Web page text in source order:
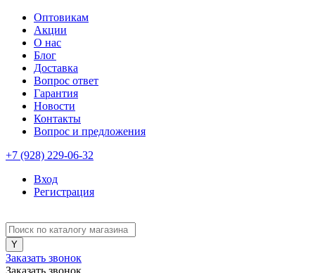
Оптовикам
Акции
О нас
Блог
Доставка
Вопрос ответ
Гарантия
Новости
Контакты
Вопрос и предложения
+7 (928) 229-06-32
Вход
Регистрация
Заказать звонок
Заказать звонок